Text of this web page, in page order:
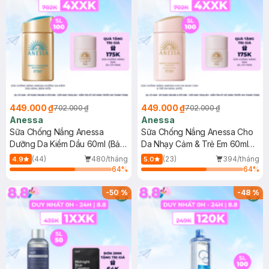
449.000 ₫702.000 ₫
Anessa
Sữa Chống Nắng Anessa
Dưỡng Da Kiềm Dầu 60ml (Bản
Mới)
4.9 (44)
480/tháng
64%
449.000 ₫702.000 ₫
Anessa
Sữa Chống Nắng Anessa Cho
Da Nhạy Cảm & Trẻ Em 60ml
(Mới)
5.0 (23)
394/tháng
64%
-50% -48%